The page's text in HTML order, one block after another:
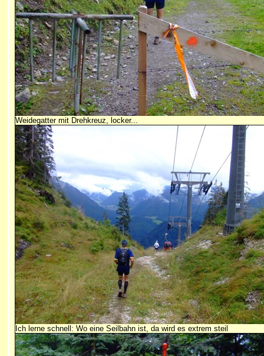
Weidegatter mit Drehkreuz, locker...
Ich lerne schnell: Wo eine Seilbahn ist, da wird es extrem steil